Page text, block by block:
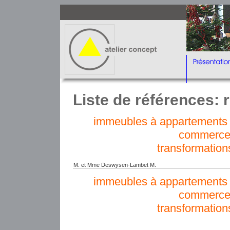
Liste de références:
immeubles à
M. et Mme Deswysen-Lambet M.
immeubles à